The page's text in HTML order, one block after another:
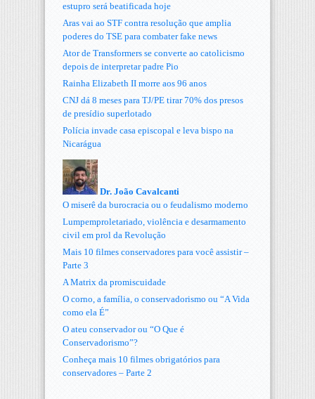
estupro será beatificada hoje
Aras vai ao STF contra resolução que amplia
poderes do TSE para combater fake news
Ator de Transformers se converte ao catolicismo
depois de interpretar padre Pio
Rainha Elizabeth II morre aos 96 anos
CNJ dá 8 meses para TJ/PE tirar 70% dos presos
de presídio superlotado
Polícia invade casa episcopal e leva bispo na
Nicarágua
Dr. João Cavalcanti
O miserê da burocracia ou o feudalismo moderno
Lumpemproletariado, violência e desarmamento
civil em prol da Revolução
Mais 10 filmes conservadores para você assistir –
Parte 3
A Matrix da promiscuidade
O corno, a família, o conservadorismo ou “A Vida
como ela É”
O ateu conservador ou “O Que é
Conservadorismo”?
Conheça mais 10 filmes obrigatórios para
conservadores – Parte 2